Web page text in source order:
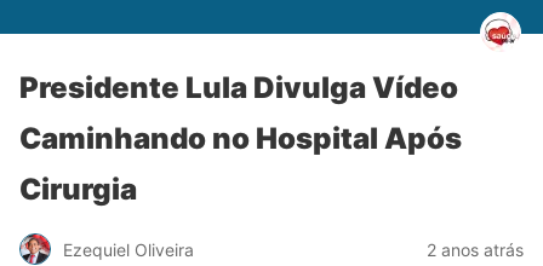
Presidente Lula Divulga Vídeo
Caminhando no Hospital Após
Cirurgia
Ezequiel Oliveira 2 anos atrás